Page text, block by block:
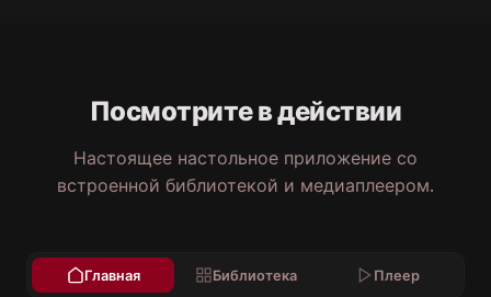
Посмотрите в действии
Настоящее настольное приложение со
встроенной библиотекой и медиаплеером.
Главная Библиотека Плеер